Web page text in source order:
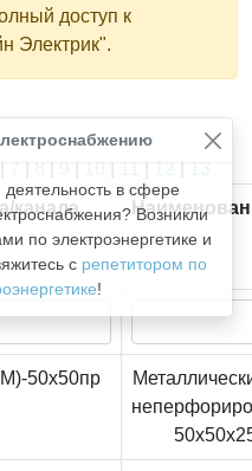
доступ к
Электрик".
в сфере
Возникли
по электроэнергетике и
с репетитором по
!
366записей.
| 7 | 8 | 9 | 10 | 11 | 12 | 13
канала
50x50пр